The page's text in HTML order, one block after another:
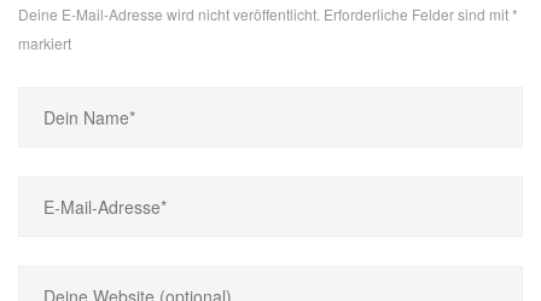
Deine E-Mail-Adresse wird nicht veröffentlicht. Erforderliche Felder sind mit*
markiert